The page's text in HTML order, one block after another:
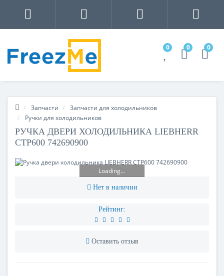
0 0 0
Запчасти
Запчасти для холодильников
Ручки для холодильников
РУЧКА ДВЕРИ ХОЛОДИЛЬНИКА LIEBHERR
CTP600 742690900
Loading...
Нет в наличии
Рейтинг:
Оставить отзыв